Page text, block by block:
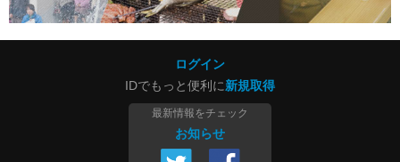
ログイン
IDでもっと便利に新規取得
最新情報をチェック
お知らせ